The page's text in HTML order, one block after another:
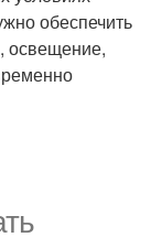
обеспечить
освещение,